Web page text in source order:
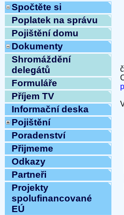
Spočtěte si
Poplatek na správu
Pojištění domu
Dokumenty
Shromáždění
delegátů
Formuláře
Příjem TV
Informační deska
Pojištění
Poradenství
Přijmeme
Odkazy
Partneři
Projekty
spolufinancované
EÚ